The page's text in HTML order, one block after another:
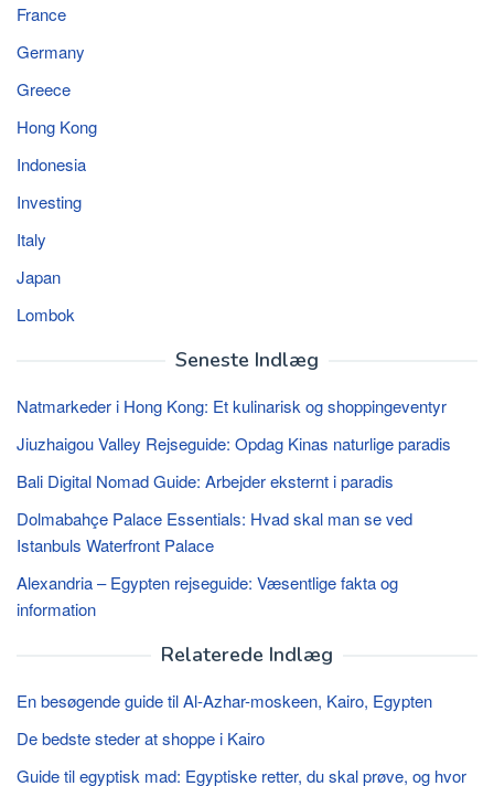
France
Germany
Greece
Hong Kong
Indonesia
Investing
Italy
Japan
Lombok
Seneste Indlæg
Natmarkeder i Hong Kong: Et kulinarisk og shoppingeventyr
Jiuzhaigou Valley Rejseguide: Opdag Kinas naturlige paradis
Bali Digital Nomad Guide: Arbejder eksternt i paradis
Dolmabahçe Palace Essentials: Hvad skal man se ved
Istanbuls Waterfront Palace
Alexandria – Egypten rejseguide: Væsentlige fakta og
information
Relaterede Indlæg
En besøgende guide til Al-Azhar-moskeen, Kairo, Egypten
De bedste steder at shoppe i Kairo
Guide til egyptisk mad: Egyptiske retter, du skal prøve, og hvor